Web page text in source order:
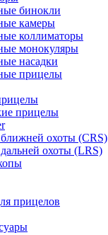
бинокли
камеры
коллиматоры
монокуляры
насадки
прицелы
прицелы
охоты (CRS)
охоты (LRS)
прицелов